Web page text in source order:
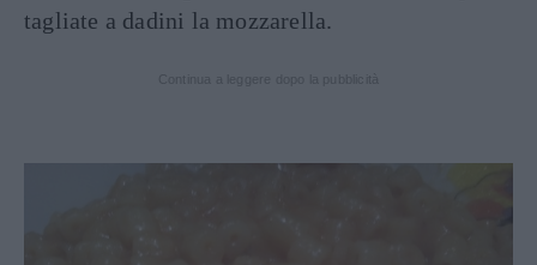
tagliate a dadini la mozzarella.